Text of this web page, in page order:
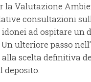
la Valutazione
consultazioni
ad ospitare un
ulteriore passo
scelta definitiva
deposito.